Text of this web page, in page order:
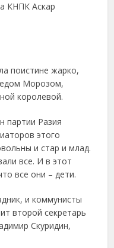
КНПК Аскар
поистине жарко,
Морозом,
королевой.
партии Разия
этого
и стар и млад.
все. И в этот
все они – дети.
и коммунисты
второй секретарь
Скуридин,